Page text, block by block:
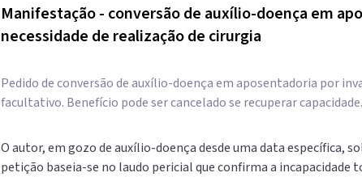
Manifestação - conversão de auxílio-doença em
necessidade de realização de cirurgia
Pedido de conversão de auxílio-doença em aposentadoria por
facultativo. Benefício pode ser cancelado se recuperar capacidade.
O autor, em gozo de auxílio-doença desde uma data específica,
petição baseia-se no laudo pericial que confirma a